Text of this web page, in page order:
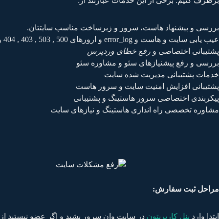
بررسی و پیشنهاد هاست، سرور و زیرساخت مناسب سایتتان.
عیب یابی سایت و هاست و error_log و ارورهای 500 , 503 , 403 , 404 و ...
پشتیبانی اختصاصی و رفع خطای وردپرس
بررسی و رفع پیشنیازهای سئو و مشاوره سئو
خدمات پشتیبانی مدیریت شده سایت
پشتیبانی افزایش امنیت سایت و سرور هاست
پیکربندی اختصاصی سرور هاستینگ و پشتیبانی
مشاوره تخصصی راه اندازی هاستینگ و نیازهای سایت
مراحل ثبت سفارش:
ابتدا وارد پنل کاربریتون در سایت وان سرور بشید و اگر عضو نیستید از